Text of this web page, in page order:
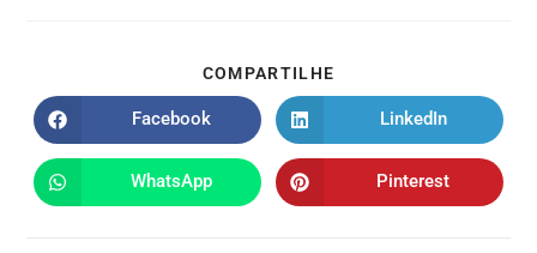
COMPARTILHE
Facebook LinkedIn
WhatsApp Pinterest